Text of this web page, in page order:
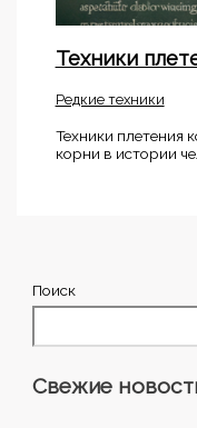
Техники
Редкие техники
Техники плетения
корни в истории
Поиск
Свежие